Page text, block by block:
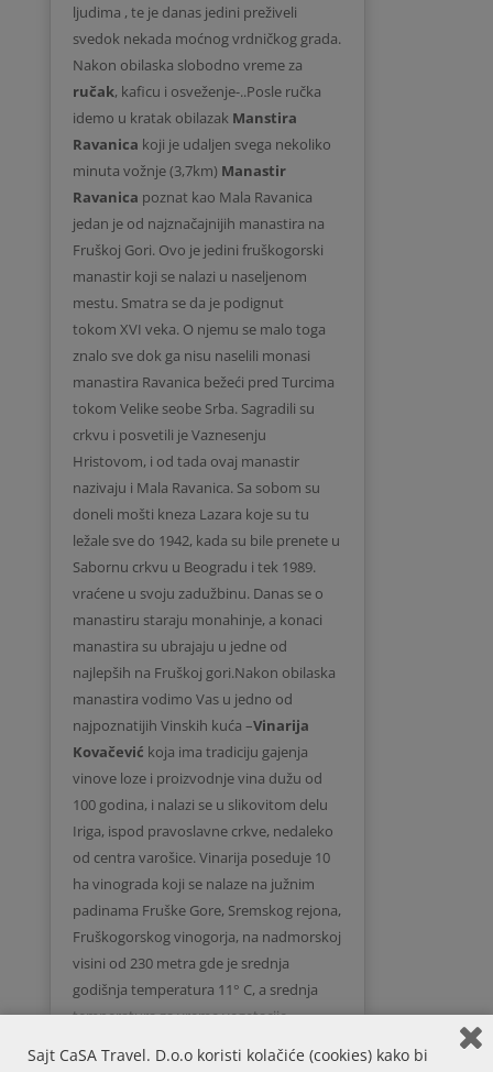
ljudima , te je danas jedini preživeli
svedok nekada moćnog vrdničkog grada.
Nakon obilaska slobodno vreme za
ručak, kaficu i osveženje-..Posle ručka
idemo u kratak obilazak Manstira
Ravanica koji je udaljen svega nekoliko
minuta vožnje (3,7km) Manastir
Ravanica poznat kao Mala Ravanica
jedan je od najznačajnijih manastira na
Fruškoj Gori. Ovo je jedini fruškogorski
manastir koji se nalazi u naseljenom
mestu. Smatra se da je podignut
tokom XVI veka. O njemu se malo toga
znalo sve dok ga nisu naselili monasi
manastira Ravanica bežeći pred Turcima
tokom Velike seobe Srba. Sagradili su
crkvu i posvetili je Vaznesenju
Hristovom, i od tada ovaj manastir
nazivaju i Mala Ravanica. Sa sobom su
doneli mošti kneza Lazara koje su tu
ležale sve do 1942, kada su bile prenete u
Sabornu crkvu u Beogradu i tek 1989.
vraćene u svoju zadužbinu. Danas se o
manastiru staraju monahinje, a konaci
manastira su ubrajaju u jedne od
najlepših na Fruškoj gori.Nakon obilaska
manastira vodimo Vas u jedno od
najpoznatijih Vinskih kuća –Vinarija
Kovačević koja ima tradiciju gajenja
vinove loze i proizvodnje vina dužu od
100 godina, i nalazi se u slikovitom delu
Iriga, ispod pravoslavne crkve, nedaleko
od centra varošice. Vinarija poseduje 10
ha vinograda koji se nalaze na južnim
padinama Fruške Gore, Sremskog rejona,
Fruškogorskog vinogorja, na nadmorskoj
visini od 230 metra gde je srednja
godišnja temperatura 11° C, a srednja
temperatura za vreme vegetacije
Sajt CaSA Travel. D.o.o koristi kolačiće (cookies) kako bi